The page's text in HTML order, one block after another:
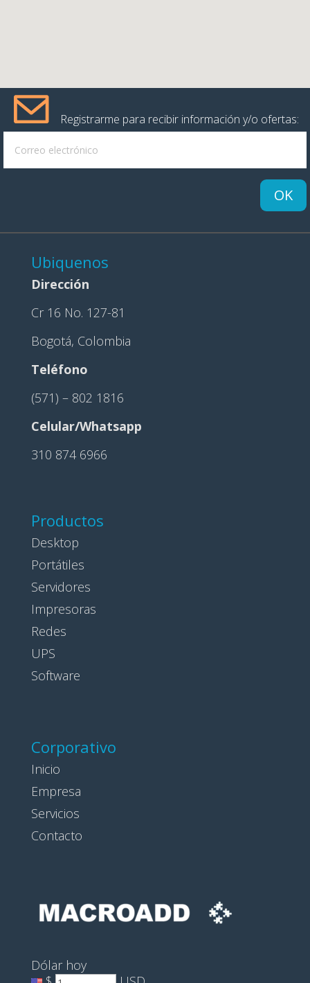
Registrarme para recibir información y/o ofertas:
OK
Ubiquenos
Dirección
Cr 16 No. 127-81
Bogotá, Colombia
Teléfono
(571) – 802 1816
Celular/Whatsapp
310 874 6966
Productos
Desktop
Portátiles
Servidores
Impresoras
Redes
UPS
Software
Corporativo
Inicio
Empresa
Servicios
Contacto
Dólar hoy